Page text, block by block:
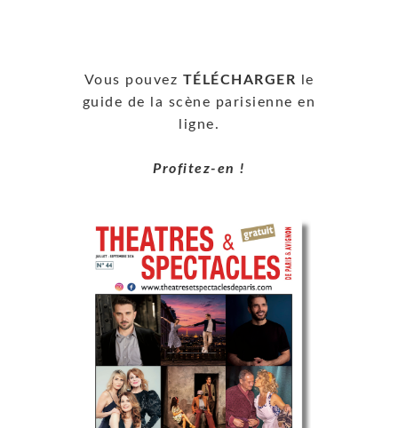
Vous pouvez TÉLÉCHARGER le
guide de la scène parisienne en
ligne.
Profitez-en !